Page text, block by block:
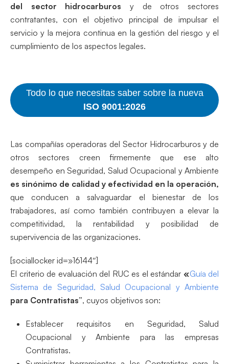
del sector hidrocarburos y de otros sectores
contratantes, con el objetivo principal de impulsar el
servicio y la mejora continua en la gestión del riesgo y el
cumplimiento de los aspectos legales.
Todo lo que necesitas saber sobre la nueva
ISO 9001:2026
Las compañías operadoras del Sector Hidrocarburos y de
otros sectores creen firmemente que ese alto
desempeño en Seguridad, Salud Ocupacional y Ambiente
es sinónimo de calidad y efectividad en la operación,
que conducen a salvaguardar el bienestar de los
trabajadores, así como también contribuyen a elevar la
competitividad, la rentabilidad y posibilidad de
supervivencia de las organizaciones.
[sociallocker id=»16144″]
El criterio de evaluación del RUC es el estándar «Guía del
Sistema de Seguridad, Salud Ocupacional y Ambiente
para Contratistas”, cuyos objetivos son:
Establecer requisitos en Seguridad, Salud
Ocupacional y Ambiente para las empresas
Contratistas.